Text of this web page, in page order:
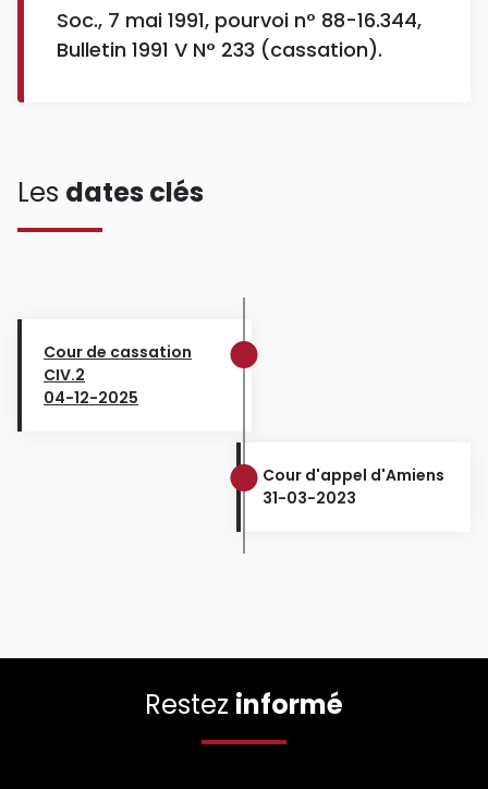
Soc., 7 mai 1991, pourvoi n° 88-16.344,
Bulletin 1991 V N° 233 (cassation).
Les dates clés
Cour de cassation
CIV.2
04-12-2025
Cour d'appel d'Amiens
31-03-2023
Restez informé